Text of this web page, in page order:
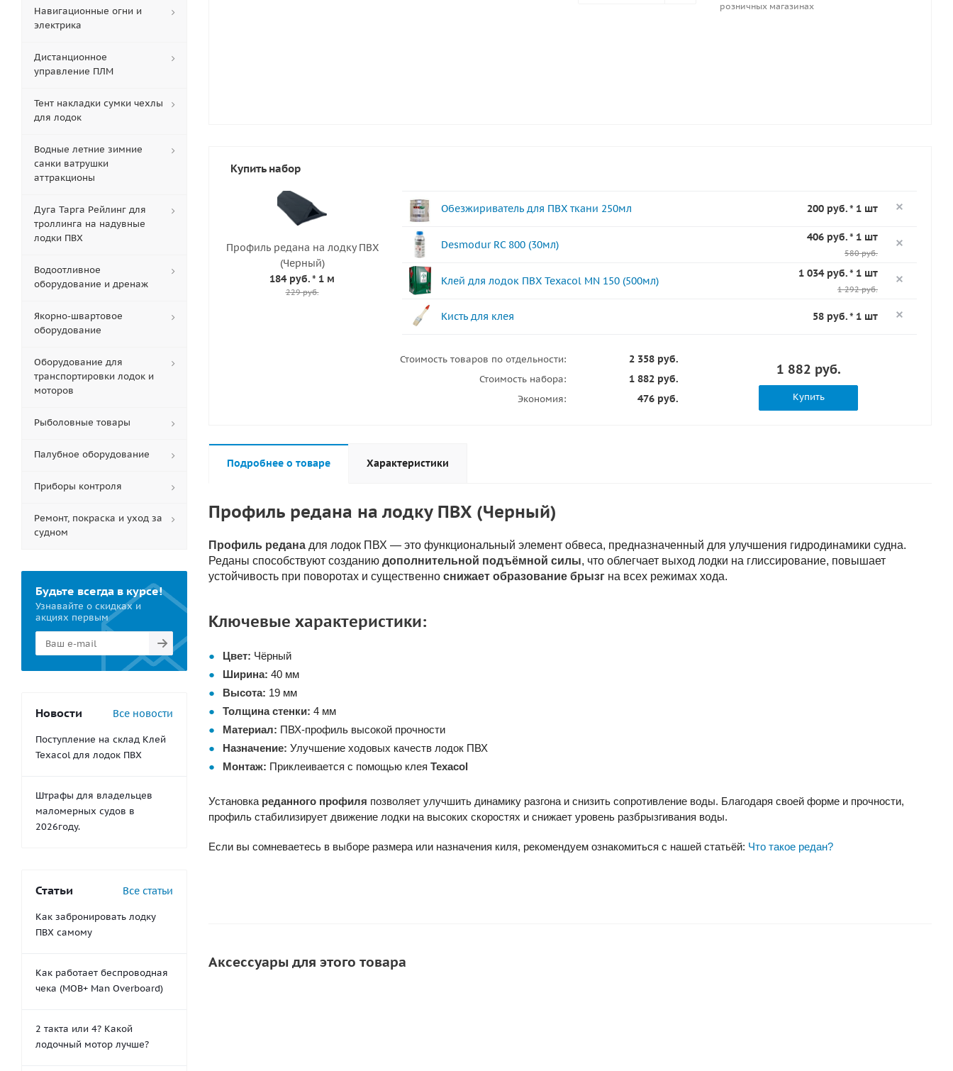
розничных магазинах
Купить набор
Профиль редана на лодку ПВХ
(Черный)
184 руб.* 1 м
229 руб.
Обезжириватель для ПВХ ткани 250мл 200 руб. * 1 шт
Desmodur RC 800 (30мл)
406 руб. * 1 шт
580 руб.
Клей для лодок ПВХ Texacol МN 150 (500мл)
1 034 руб. * 1 шт
1 292 руб.
Кисть для клея 58 руб. * 1 шт
Стоимость товаров по отдельности: 2 358 руб.
Стоимость набора: 1 882 руб.
Экономия: 476 руб.
1 882 руб.
Купить
Подробнее о товаре Характеристики
Профиль редана на лодку ПВХ (Черный)
Профиль редана для лодок ПВХ — это функциональный элемент обвеса, предназначенный для улучшения гидродинамики судна.
Реданы способствуют созданию дополнительной подъёмной силы, что облегчает выход лодки на глиссирование, повышает
устойчивость при поворотах и существенно снижает образование брызг на всех режимах хода.
Ключевые характеристики:
Цвет: Чёрный
Ширина: 40 мм
Высота: 19 мм
Толщина стенки: 4 мм
Материал: ПВХ-профиль высокой прочности
Назначение: Улучшение ходовых качеств лодок ПВХ
Монтаж: Приклеивается с помощью клея Texacol
Установка реданного профиля позволяет улучшить динамику разгона и снизить сопротивление воды. Благодаря своей форме и прочности,
профиль стабилизирует движение лодки на высоких скоростях и снижает уровень разбрызгивания воды.
Если вы сомневаетесь в выборе размера или назначения киля, рекомендуем ознакомиться с нашей статьёй: Что такое редан?
Аксессуары для этого товара
Навигационные огни и
электрика
Дистанционное
управление ПЛМ
Тент накладки сумки чехлы
для лодок
Водные летние зимние
санки ватрушки
аттракционы
Дуга Тарга Рейлинг для
троллинга на надувные
лодки ПВХ
Водоотливное
оборудование и дренаж
Якорно-швартовое
оборудование
Оборудование для
транспортировки лодок и
моторов
Рыболовные товары
Палубное оборудование
Приборы контроля
Ремонт, покраска и уход за
судном
Будьте всегда в курсе!
Узнавайте о скидках и
акциях первым
Новости Все новости
Поступление на склад Клей
Texacol для лодок ПВХ
Штрафы для владельцев
маломерных судов в
2026году.
Статьи Все статьи
Как забронировать лодку
ПВХ самому
Как работает беспроводная
чека (MOB+ Man Overboard)
2 такта или 4? Какой
лодочный мотор лучше?